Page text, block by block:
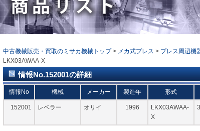
中古機械販売・買取のミサカ機械トップ > メカ式プレス > プレス周辺機
LKX03AWAA-X
情報No.152001の詳細
情報No 機械 メーカー 製造年 形式
152001 レベラー オリイ 1996
LKX03AWAA-
X